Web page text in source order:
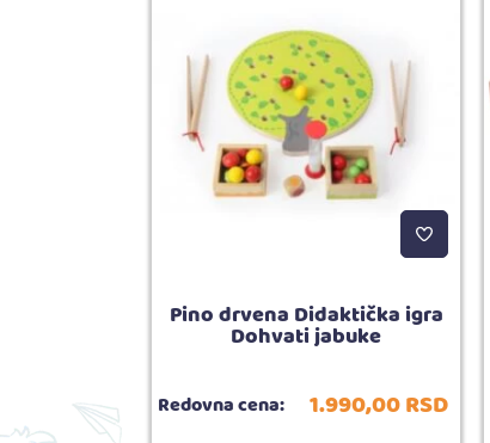
5.690, RSD
Pino drvena Didaktička igra
Dohvati jabuke
Redovna cena: 1.990,00RSD